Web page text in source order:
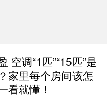
空调“1匹”“15匹”是
家里每个房间该怎
看就懂！